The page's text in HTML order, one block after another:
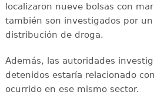
localizaron nueve bolsas con
también son investigados por
distribución de droga.
Además, las autoridades
detenidos estaría relacionado
ocurrido en ese mismo sector.